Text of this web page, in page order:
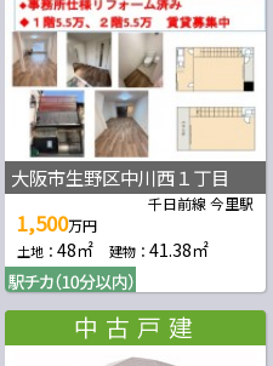
大阪市生野区中川西１丁目
千日前線 今里駅
1,500万円
土地： 48㎡ 建物： 41.38㎡